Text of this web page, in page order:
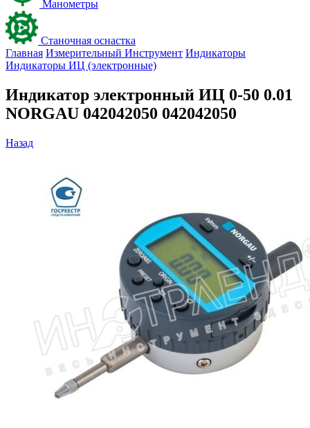
Манометры
Станочная оснастка
Главная Измерительный Инструмент Индикаторы
Индикаторы ИЦ (электронные)
Индикатор электронный ИЦ 0-50 0.01
NORGAU 042042050 042042050
Назад